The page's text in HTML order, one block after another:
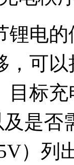
锂电
，可
目标
及是
）